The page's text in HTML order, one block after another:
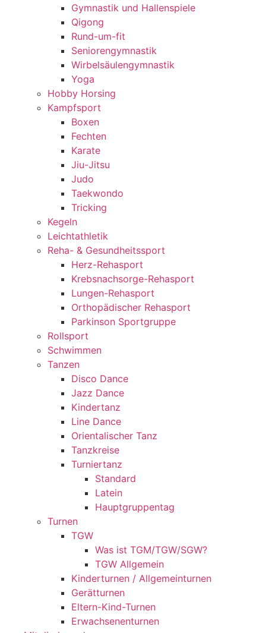
Gymnastik und Hallenspiele
Qigong
Rund-um-fit
Seniorengymnastik
Wirbelsäulengymnastik
Yoga
Hobby Horsing
Kampfsport
Boxen
Fechten
Karate
Jiu-Jitsu
Judo
Taekwondo
Tricking
Kegeln
Leichtathletik
Reha- & Gesundheitssport
Herz-Rehasport
Krebsnachsorge-Rehasport
Lungen-Rehasport
Orthopädischer Rehasport
Parkinson Sportgruppe
Rollsport
Schwimmen
Tanzen
Disco Dance
Jazz Dance
Kindertanz
Line Dance
Orientalischer Tanz
Tanzkreise
Turniertanz
Standard
Latein
Hauptgruppentag
Turnen
TGW
Was ist TGM/TGW/SGW?
TGW Allgemein
Kinderturnen / Allgemeinturnen
Gerätturnen
Eltern-Kind-Turnen
Erwachsenenturnen